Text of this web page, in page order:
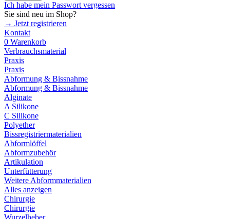
Ich habe mein Passwort vergessen
Sie sind neu im Shop?
→ Jetzt registrieren
Kontakt
0 Warenkorb
Verbrauchsmaterial
Praxis
Praxis
Abformung & Bissnahme
Abformung & Bissnahme
Alginate
A Silikone
C Silikone
Polyether
Bissregistriermaterialien
Abformlöffel
Abformzubehör
Artikulation
Unterfütterung
Weitere Abformmaterialien
Alles anzeigen
Chirurgie
Chirurgie
Wurzelheber